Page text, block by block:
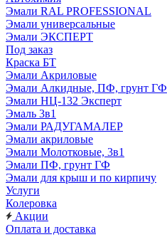
Эмали RAL PROFESSIONAL
Эмали универсальные
Эмали ЭКСПЕРТ
Под заказ
Краска БТ
Эмали Акриловые
Эмали Алкидные, ПФ, грунт ГФ
Эмали НЦ-132 Эксперт
Эмаль 3в1
Эмали РАДУГАМАЛЕР
Эмали акриловые
Эмали Молотковые, 3в1
Эмали ПФ, грунт ГФ
Эмали для крыш и по кирпичу
Услуги
Колеровка
Акции
Оплата и доставка